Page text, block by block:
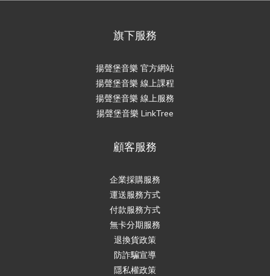
旗下服務
揚聲堡音樂 官方網站
揚聲堡音樂 線上課程
揚聲堡音樂 線上服務
揚聲堡音樂 LinkTree
顧客服務
企業採購服務
運送服務方式
付款服務方式
無卡分期服務
退換貨政策
防詐騙宣導
隱私權政策